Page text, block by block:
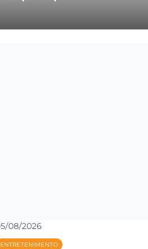
08/2026
ENTRETENIMENTO